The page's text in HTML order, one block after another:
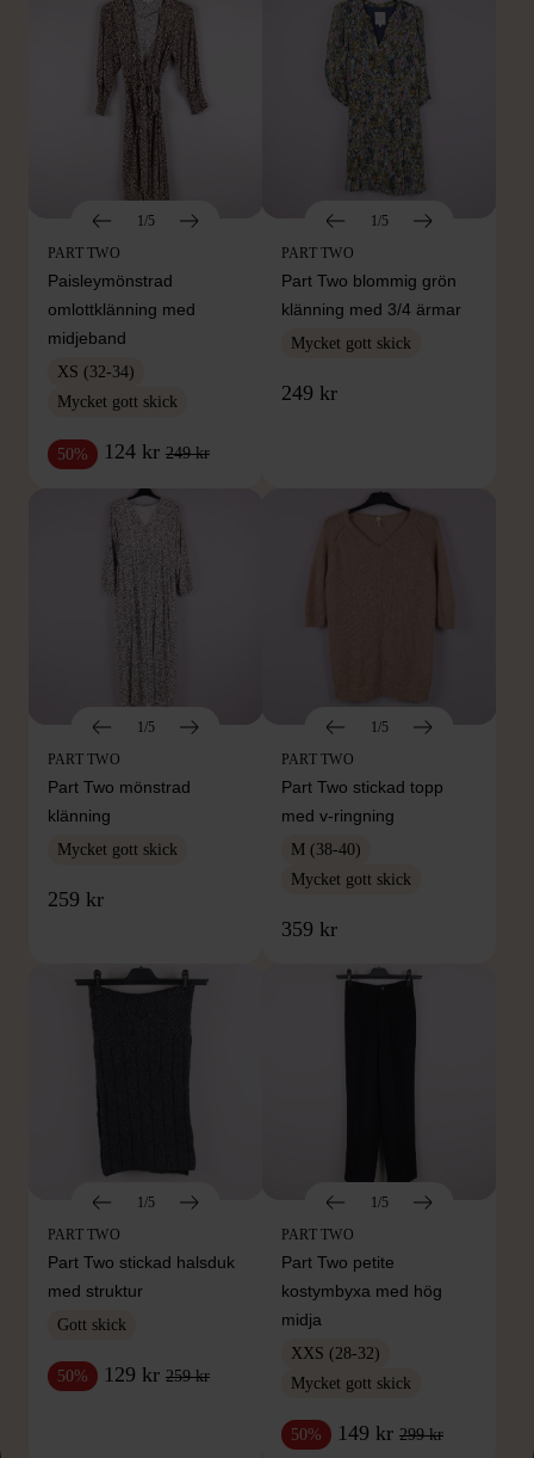
1/5
PART TWO
Paisleymönstrad
omlottklänning med
midjeband
XS (32-34)
Mycket gott skick
50% 124 kr 249 kr
1/5
PART TWO
Part Two blommig grön
klänning med 3/4 ärmar
Mycket gott skick
249 kr
1/5
PART TWO
Part Two mönstrad
klänning
Mycket gott skick
259 kr
1/5
PART TWO
Part Two stickad topp
med v-ringning
M (38-40)
Mycket gott skick
359 kr
1/5
PART TWO
Part Two stickad halsduk
med struktur
Gott skick
50% 129 kr 259 kr
1/5
PART TWO
Part Two petite
kostymbyxa med hög
midja
XXS (28-32)
Mycket gott skick
50% 149 kr 299 kr